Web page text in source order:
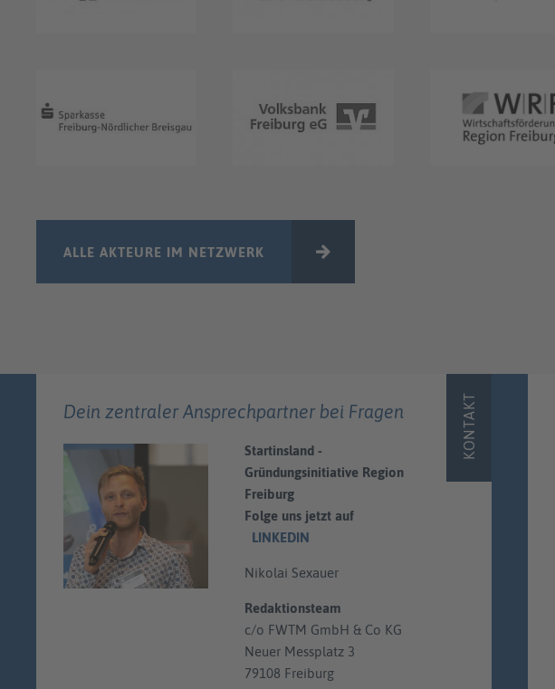
ALLE AKTEURE IM NETZWERK
KONTAKT
Dein zentraler Ansprechpartner bei Fragen
Startinsland -
Gründungsinitiative Region
Freiburg
Folge uns jetzt auf
LINKEDIN
Nikolai Sexauer
Redaktionsteam
c/o FWTM GmbH & Co KG
Neuer Messplatz 3
79108 Freiburg